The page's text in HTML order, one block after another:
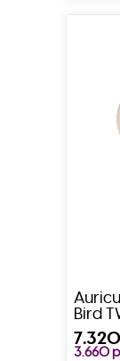
Bird
7.320
3.660